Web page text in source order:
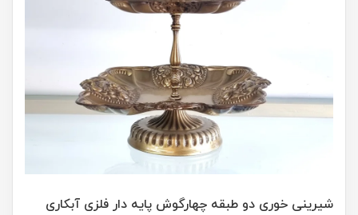
شیرینی خوری دو طبقه چهارگوش پایه دار فلزی آبکاری